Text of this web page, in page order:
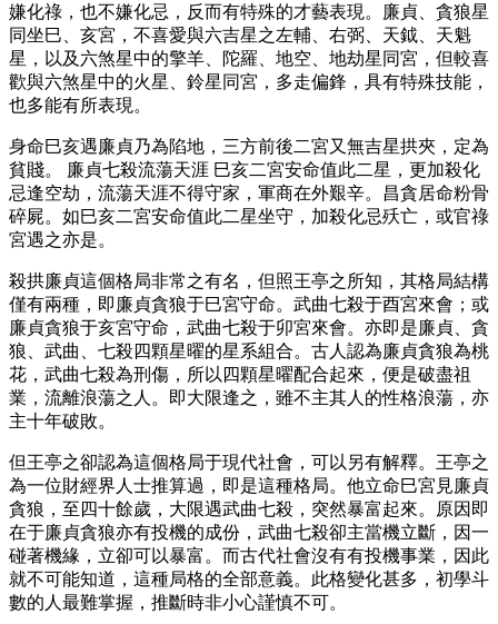
嫌化祿，也不嫌化忌，反而有特殊的才藝表現。廉貞、貪狼星
同坐巳、亥宮，不喜愛與六吉星之左輔、右弼、天鉞、天魁
星，以及六煞星中的擎羊、陀羅、地空、地劫星同宮，但較喜
歡與六煞星中的火星、鈴星同宮，多走偏鋒，具有特殊技能，
也多能有所表現。
身命巳亥遇廉貞乃為陷地，三方前後二宮又無吉星拱夾，定為
貧賤。 廉貞七殺流蕩天涯 巳亥二宮安命值此二星，更加殺化
忌逢空劫，流蕩天涯不得守家，軍商在外艱辛。昌貪居命粉骨
碎屍。如巳亥二宮安命值此二星坐守，加殺化忌殀亡，或官祿
宮遇之亦是。
殺拱廉貞這個格局非常之有名，但照王亭之所知，其格局結構
僅有兩種，即廉貞貪狼于巳宮守命。武曲七殺于酉宮來會；或
廉貞貪狼于亥宮守命，武曲七殺于卯宮來會。亦即是廉貞、貪
狼、武曲、七殺四顆星曜的星系組合。古人認為廉貞貪狼為桃
花，武曲七殺為刑傷，所以四顆星曜配合起來，便是破盡祖
業，流離浪蕩之人。即大限逢之，雖不主其人的性格浪蕩，亦
主十年破敗。
但王亭之卻認為這個格局于現代社會，可以另有解釋。王亭之
為一位財經界人士推算過，即是這種格局。他立命巳宮見廉貞
貪狼，至四十餘歲，大限遇武曲七殺，突然暴富起來。原因即
在于廉貞貪狼亦有投機的成份，武曲七殺卻主當機立斷，因一
碰著機緣，立卻可以暴富。而古代社會沒有有投機事業，因此
就不可能知道，這種局格的全部意義。此格變化甚多，初學斗
數的人最難掌握，推斷時非小心謹慎不可。